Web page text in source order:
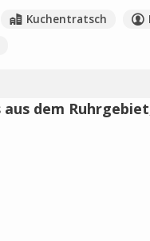
Kuchentratsch